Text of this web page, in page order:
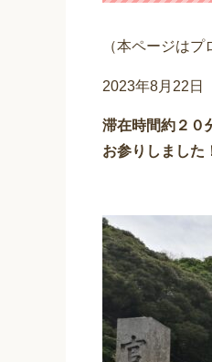
（本ページは
2023年8月22日
滞在時間約２０
お参りしました